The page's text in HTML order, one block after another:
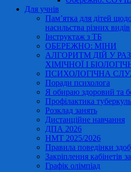
Для учнів
Пам’ятка для дітей
насильства різних видів
Інструктаж з ТБ
ОБЕРЕЖНО: МІНИ
АЛГОРИТМ ДІЙ У
ХІМІЧНОЇ І
ПСИХОЛОГІЧНА
Поради психолога
Я обираю здоровий та
Профілактика
Розклад занять
Дистанційне навчання
ДПА 2026
НМТ 2025/2026
Правила поведінки
Закріплення кабінетів
Графік олімпіад